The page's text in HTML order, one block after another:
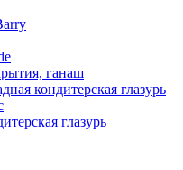
ганаш
кондитерская глазурь
глазурь